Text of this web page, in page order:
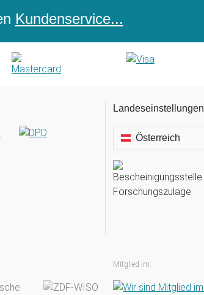
Kundenservice...
Landeseinstellungen
Österreich
Mitglied im: